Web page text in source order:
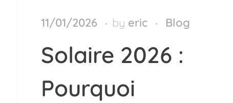
11/01/2026 by eric Blog
Solaire 2026 :
Pourquoi